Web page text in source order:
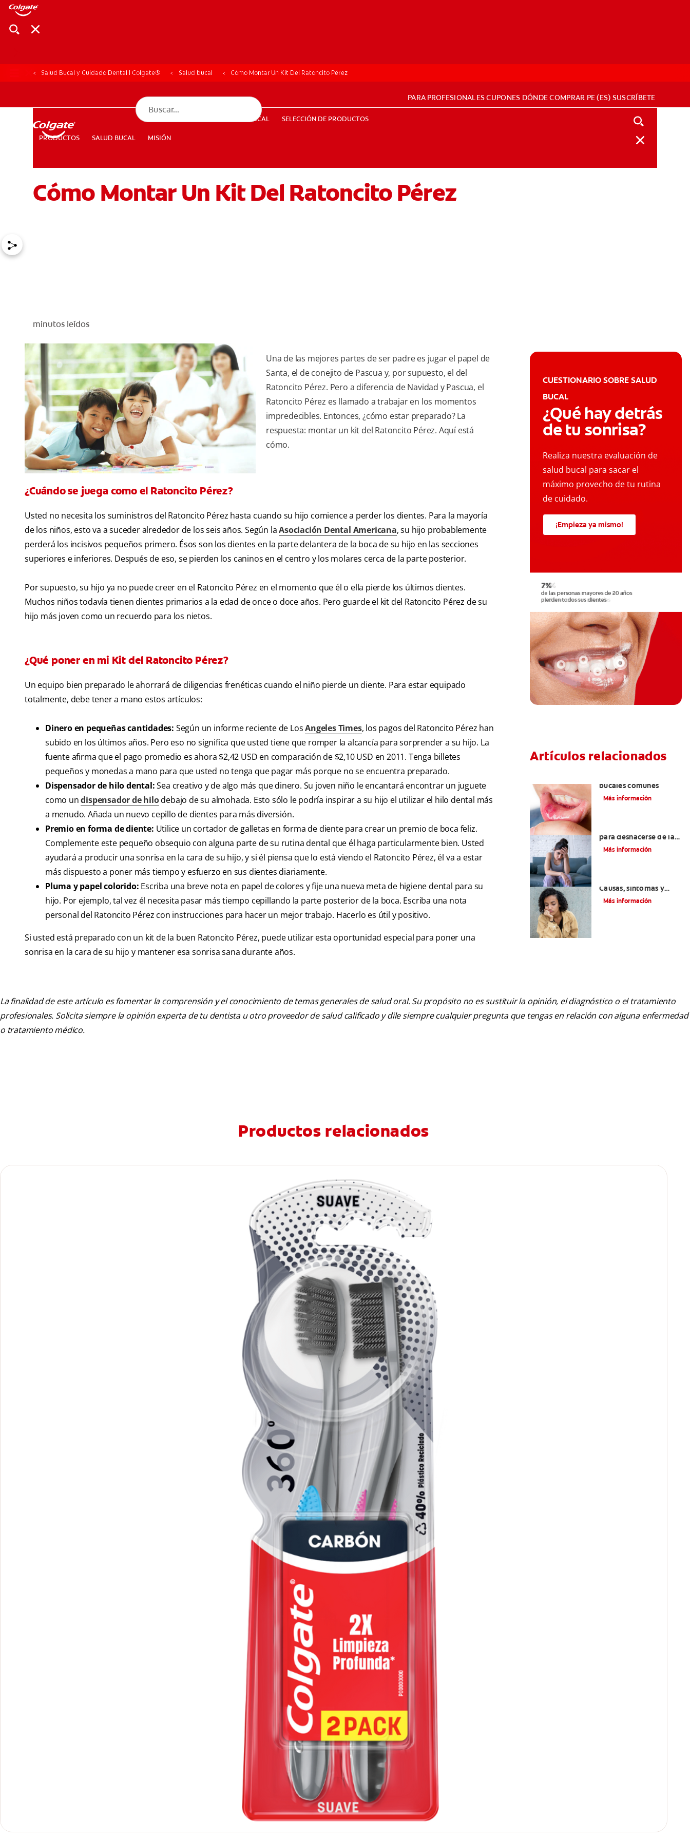
PRODUCTOS
CHEQUEO DE SALUD BUCAL
PARA PROFESIONALES CUPONES DÓNDE COMPRAR PE (ES) SUSCRÍBETE
PARA PROFESIONALESCUPONES DÓNDE COMPRAR PE (ES) SUSCRÍBETE
PRODUCTOS SALUD BUCAL MISIÓN
CHEQUEO DE SALUD BUCAL SELECCIÓN DE PRODUCTOS
Salud Bucal y Cuidado Dental | Colgate® Salud bucal Cómo Montar Un Kit Del Ratoncito Pérez
Cómo Montar Un Kit Del Ratoncito Pérez
minutos leídos
Una de las mejores partes de ser padre es jugar el papel de
Santa, el de conejito de Pascua y, por supuesto, el del
Ratoncito Pérez. Pero a diferencia de Navidad y Pascua, el
Ratoncito Pérez es llamado a trabajar en los momentos
impredecibles. Entonces, ¿cómo estar preparado? La
respuesta: montar un kit del Ratoncito Pérez. Aquí está
cómo.
¿Cuándo se juega como el Ratoncito Pérez?
Usted no necesita los suministros del Ratoncito Pérez hasta cuando su hijo comience a perder los dientes. Para la mayoría
de los niños, esto va a suceder alrededor de los seis años. Según laAsociación Dental Americana, su hijo probablemente
perderá los incisivos pequeños primero. Ésos son los dientes en la parte delantera de la boca de su hijo en las secciones
superiores e inferiores. Después de eso, se pierden los caninos en el centro y los molares cerca de la parte posterior.
Por supuesto, su hijo ya no puede creer en el Ratoncito Pérez en el momento que él o ella pierde los últimos dientes.
Muchos niños todavía tienen dientes primarios a la edad de once o doce años. Pero guarde el kit del Ratoncito Pérez de su
hijo más joven como un recuerdo para los nietos.
¿Qué poner en mi Kit del Ratoncito Pérez?
Un equipo bien preparado le ahorrará de diligencias frenéticas cuando el niño pierde un diente. Para estar equipado
totalmente, debe tener a mano estos artículos:
Dinero en pequeñas cantidades: Según un informe reciente de LosAngeles Times, los pagos del Ratoncito Pérez han
subido en los últimos años. Pero eso no significa que usted tiene que romper la alcancía para sorprender a su hijo. La
fuente afirma que el pago promedio es ahora $2,42 USD en comparación de $2,10 USD en 2011. Tenga billetes
pequeños y monedas a mano para que usted no tenga que pagar más porque no se encuentra preparado.
Dispensador de hilo dental:Sea creativo y de algo más que dinero. Su joven niño le encantará encontrar un juguete
como undispensador de hilodebajo de su almohada. Esto sólo le podría inspirar a su hijo el utilizar el hilo dental más
a menudo. Añada un nuevo cepillo de dientes para más diversión.
Premio en forma de diente: Utilice un cortador de galletas en forma de diente para crear un premio de boca feliz.
Complemente este pequeño obsequio con alguna parte de su rutina dental que él haga particularmente bien. Usted
ayudará a producir una sonrisa en la cara de su hijo, y si él piensa que lo está viendo el Ratoncito Pérez, él va a estar
más dispuesto a poner más tiempo y esfuerzo en sus dientes diariamente.
Pluma y papel colorido: Escriba una breve nota en papel de colores y fije una nueva meta de higiene dental para su
hijo. Por ejemplo, tal vez él necesita pasar más tiempo cepillando la parte posterior de la boca. Escriba una nota
personal del Ratoncito Pérez con instrucciones para hacer un mejor trabajo. Hacerlo es útil y positivo.
Si usted está preparado con un kit de la buen Ratoncito Pérez, puede utilizar esta oportunidad especial para poner una
sonrisa en la cara de su hijo y mantener esa sonrisa sana durante años.
CUESTIONARIO SOBRE SALUD
BUCAL
¿Qué hay detrás
de tu sonrisa?
Realiza nuestra evaluación de
salud bucal para sacar el
máximo provecho de tu rutina
de cuidado.
¡Empieza ya mismo!
Artículos relacionados
bucales comunes
Más información
para deshacerse de las
lesiones bucales
Más información
Causas, síntomas y
tratamientos
Más información
La finalidad de este artículo es fomentar la comprensión y el conocimiento de temas generales de salud oral. Su propósito no es sustituir la opinión, el diagnóstico o el tratamiento
profesionales. Solicita siempre la opinión experta de tu dentista u otro proveedor de salud calificado y dile siempre cualquier pregunta que tengas en relación con alguna enfermedad
o tratamiento médico.
Productos relacionados